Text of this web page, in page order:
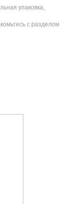
упаковка,
с разделом